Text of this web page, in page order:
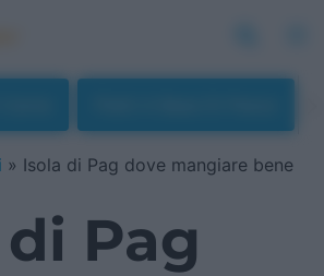
» Isola di Pag dove mangiare bene
Pag